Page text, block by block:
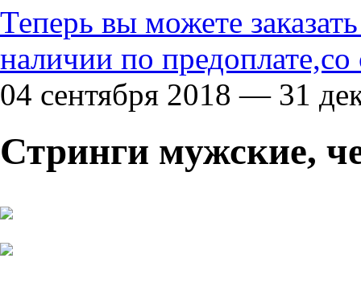
Теперь вы можете
наличии по предоплате,со
04 сентября 2018 — 31
Стринги мужские,